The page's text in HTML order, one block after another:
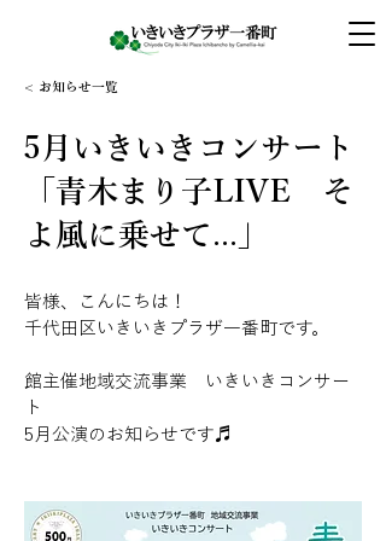
< お知らせ一覧
5月いきいきコンサート
「青木まり子LIVE そ
よ風に乗せて...」
皆様、こんにちは！
千代田区いきいきプラザ一番町です。
館主催地域交流事業　いきいきコンサー
ト
5月公演のお知らせです♬